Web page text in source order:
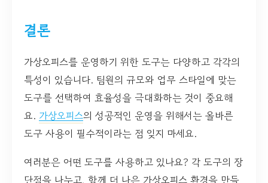
결론
가상오피스를 운영하기 위한 도구는 다양하고 각각의
특성이 있습니다. 팀원의 규모와 업무 스타일에 맞는
도구를 선택하여 효율성을 극대화하는 것이 중요해
요. 가상오피스의 성공적인 운영을 위해서는 올바른
도구 사용이 필수적이라는 점 잊지 마세요.
여러분은 어떤 도구를 사용하고 있나요? 각 도구의 장
단점을 나누고, 함께 더 나은 가상오피스 환경을 만들